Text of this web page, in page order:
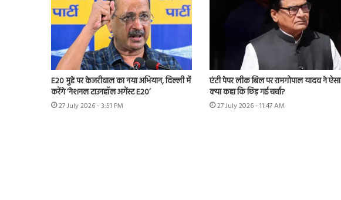
E20 मुद्दे पर केजरीवाल का नया अभियान, दिल्ली में
करेंगे ‘नेशनल टाउनहॉल अगेंस्ट E20’
27 July 2026 - 3:51 PM
एंटी पेपर लीक बिल पर रामगोपाल यादव ने ऐसा
क्या कहा कि छिड़ गई चर्चा?
27 July 2026 - 11:47 AM